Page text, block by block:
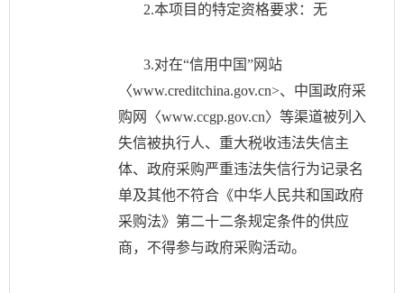
2.本项目的特定资格要求：无
3.对在“信用中国”网站
〈www.creditchina.gov.cn>、中国政府采
购网〈www.ccgp.gov.cn〉等渠道被列入
失信被执行人、重大税收违法失信主
体、政府采购严重违法失信行为记录名
单及其他不符合《中华人民共和国政府
采购法》第二十二条规定条件的供应
商，不得参与政府采购活动。